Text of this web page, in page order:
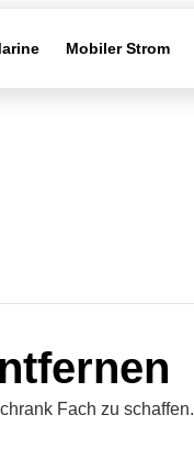
Mobiler Strom
Fach zu schaffen.